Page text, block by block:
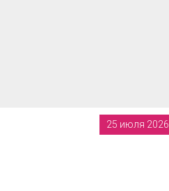
25 июля 2026